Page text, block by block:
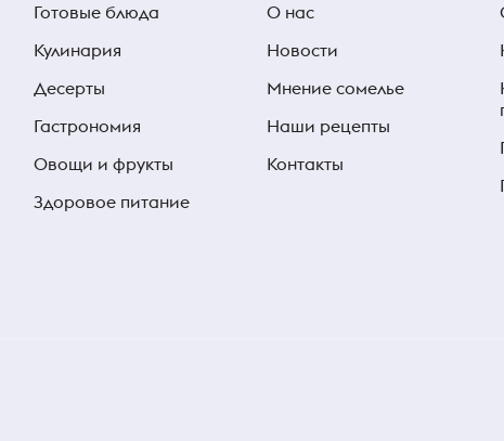
Готовые блюда
Кулинария
Десерты
Гастрономия
Овощи и фрукты
Здоровое питание
О нас
Новости
Мнение сомелье
Наши рецепты
Контакты